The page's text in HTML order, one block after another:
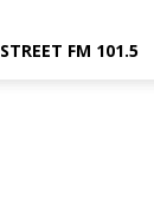
STREET FM 101.5